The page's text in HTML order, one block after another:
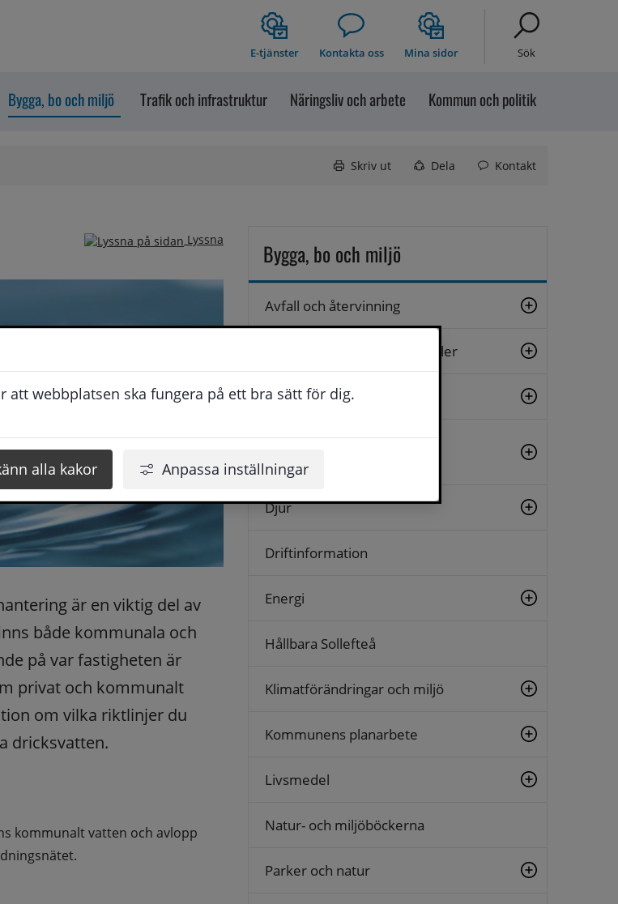
att webbplatsen ska fungera på ett bra sätt för dig.
alla kakor Anpassa inställningar
E-tjänster Kontakta oss Mina sidor Sök
Bygga, bo och miljö Trafik och infrastruktur Näringsliv och arbete Kommun och politik
Skriv ut Dela Kontakt
Lyssna
är en viktig del av
både kommunala och
på var fastigheten är
privat och kommunalt
om vilka riktlinjer du
dricksvatten.
kommunalt vatten och avlopp
Bygga, bo och miljö
Avfall och återvinning
Bostäder och offentliga lokaler
Brandskydd och sotning
Bygglov, tillstånd och
fastighetsfrågor
Djur
Driftinformation
Energi
Hållbara Sollefteå
Klimatförändringar och miljö
Kommunens planarbete
Livsmedel
Natur- och miljöböckerna
Parker och natur